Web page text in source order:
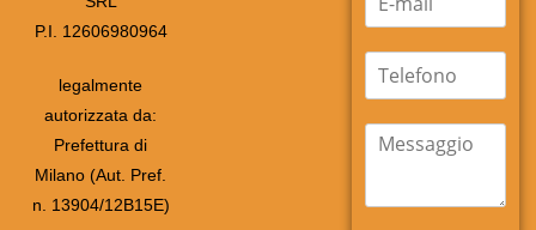
P.I. 12606980964
legalmente
autorizzata da:
Prefettura di
Milano (Aut. Pref.
n. 13904/12B15E)
m
it
e
n
m
s